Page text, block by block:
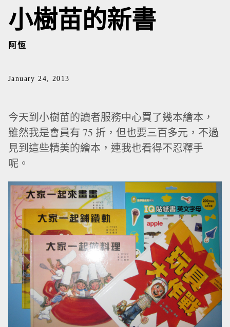
小樹苗的新書
阿恆
January 24, 2013
今天到小樹苗的讀者服務中心買了幾本繪本，
雖然我是會員有 75 折，但也要三百多元，不過
見到這些精美的繪本，連我也看得不忍釋手
呢。